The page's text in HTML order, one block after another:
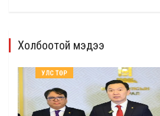
Холбоотой мэдээ
УЛС ТӨР